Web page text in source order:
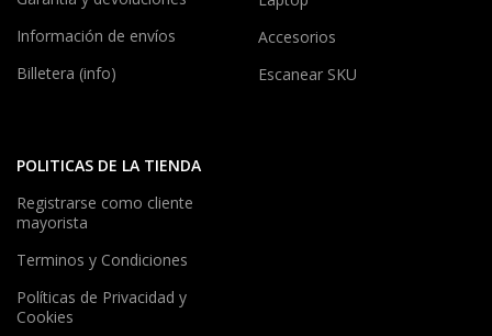
Información de envíos
Billetera (info)
Accesorios
Escanear SKU
POLITICAS DE LA TIENDA
Registrarse como cliente
mayorista
Terminos y Condiciones
Políticas de Privacidad y
Cookies